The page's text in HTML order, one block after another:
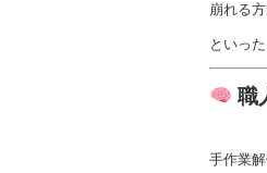
崩れる
といった
職
手作業解